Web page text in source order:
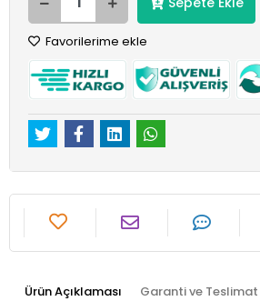
Favorilerime ekle
Ürün Açıklaması Garanti ve Teslimat